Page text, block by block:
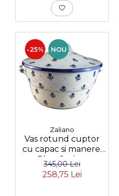
-25% NOU
Zaliano
Vas rotund cuptor
cu capac si manere,
Blue Spring,
ceramica smaltuita,
pictata manual,
345,00 Lei
258,75 Lei